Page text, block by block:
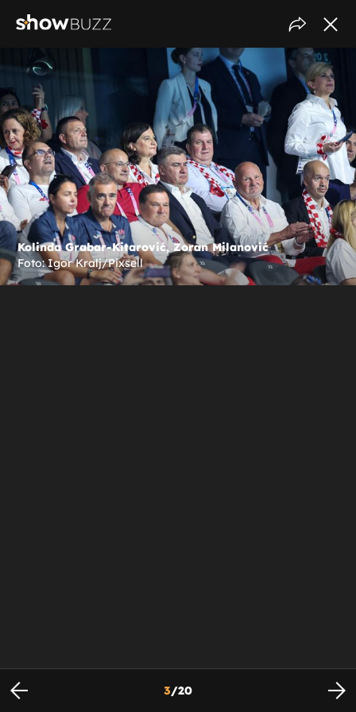
Kolinda Grabar-Kitarović, Zoran Milanović
Foto: Igor Kralj/Pixsell
3/20